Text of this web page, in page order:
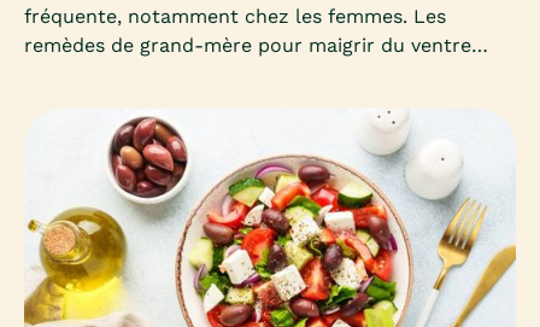
fréquente, notamment chez les femmes. Les
remèdes de grand-mère pour maigrir du ventre
Mais que valent-ils vraiment ? Découvrons
ensemble les astuces les plus connues, leur
efficacité et les précautions à connaître.